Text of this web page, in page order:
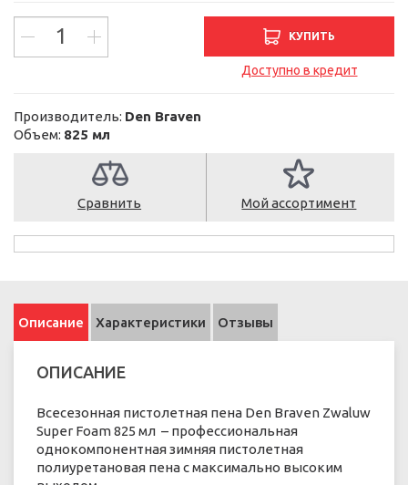
КУПИТЬ
Доступно в кредит
Производитель: Den Braven
Объем: 825 мл
Сравнить Мой ассортимент
Описание Характеристики Отзывы
ОПИСАНИЕ
Всесезонная пистолетная пена Den Braven Zwaluw
Super Foam 825 мл – профессиональная
однокомпонентная зимняя пистолетная
полиуретановая пена с максимально высоким